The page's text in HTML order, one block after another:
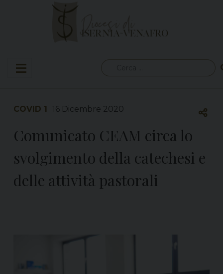
per:
COVID 1 16 Dicembre 2020
Comunicato CEAM circa lo
svolgimento della catechesi e
delle attività pastorali